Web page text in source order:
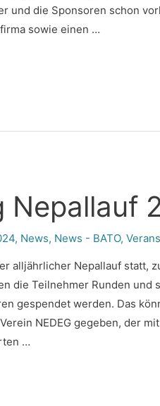
und die Sponsoren schon
sowie einen …
Nepallauf
, News, News - BATO,
alljährlicher Nepallauf statt,
die Teilnehmer Runden und
gespendet werden. Das
NEDEG gegeben, der
…